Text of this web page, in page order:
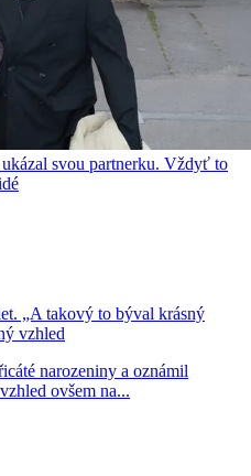
svou partnerku. Vždyť to
„A takový to býval krásný
vzhled
narozeniny a oznámil
ovšem na...